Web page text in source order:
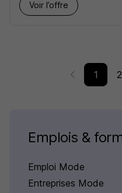
Voir l’offre
1 2
Emplois &
Emploi Mode
Entreprises Mode